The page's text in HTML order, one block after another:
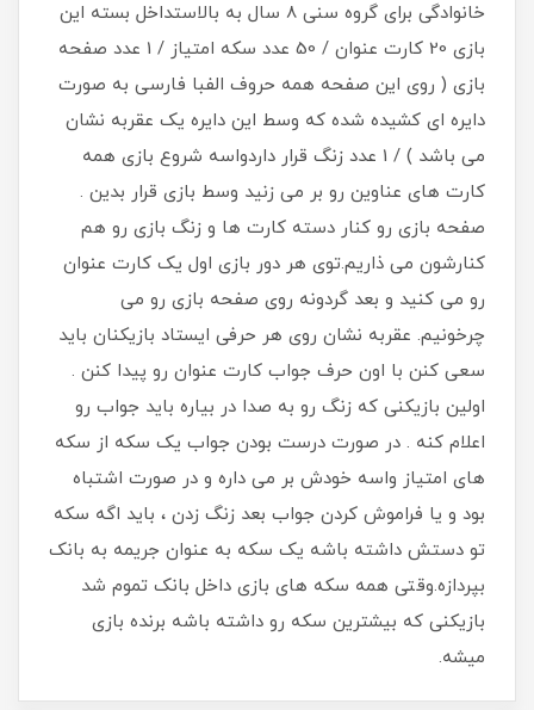
خانوادگی برای گروه سنی 8 سال به بالاستداخل بسته این
بازی 20 کارت عنوان / 50 عدد سکه امتیاز / 1 عدد صفحه
بازی ( روی این صفحه همه حروف الفبا فارسی به صورت
دایره ای کشیده شده که وسط این دایره یک عقربه نشان
می باشد ) / 1 عدد زنگ قرار داردواسه شروع بازی همه
کارت های عناوین رو بر می زنید وسط بازی قرار بدین .
صفحه بازی رو کنار دسته کارت ها و زنگ بازی رو هم
کنارشون می ذاریم.توی هر دور بازی اول یک کارت عنوان
رو می کنید و بعد گردونه روی صفحه بازی رو می
چرخونیم. عقربه نشان روی هر حرفی ایستاد بازیکنان باید
سعی کنن با اون حرف جواب کارت عنوان رو پیدا کنن .
اولین بازیکنی که زنگ رو به صدا در بیاره باید جواب رو
اعلام کنه . در صورت درست بودن جواب یک سکه از سکه
های امتیاز واسه خودش بر می داره و در صورت اشتباه
بود و یا فراموش کردن جواب بعد زنگ زدن ، باید اگه سکه
تو دستش داشته باشه یک سکه به عنوان جریمه به بانک
بپردازه.وقتی همه سکه های بازی داخل بانک تموم شد
بازیکنی که بیشترین سکه رو داشته باشه برنده بازی
میشه.